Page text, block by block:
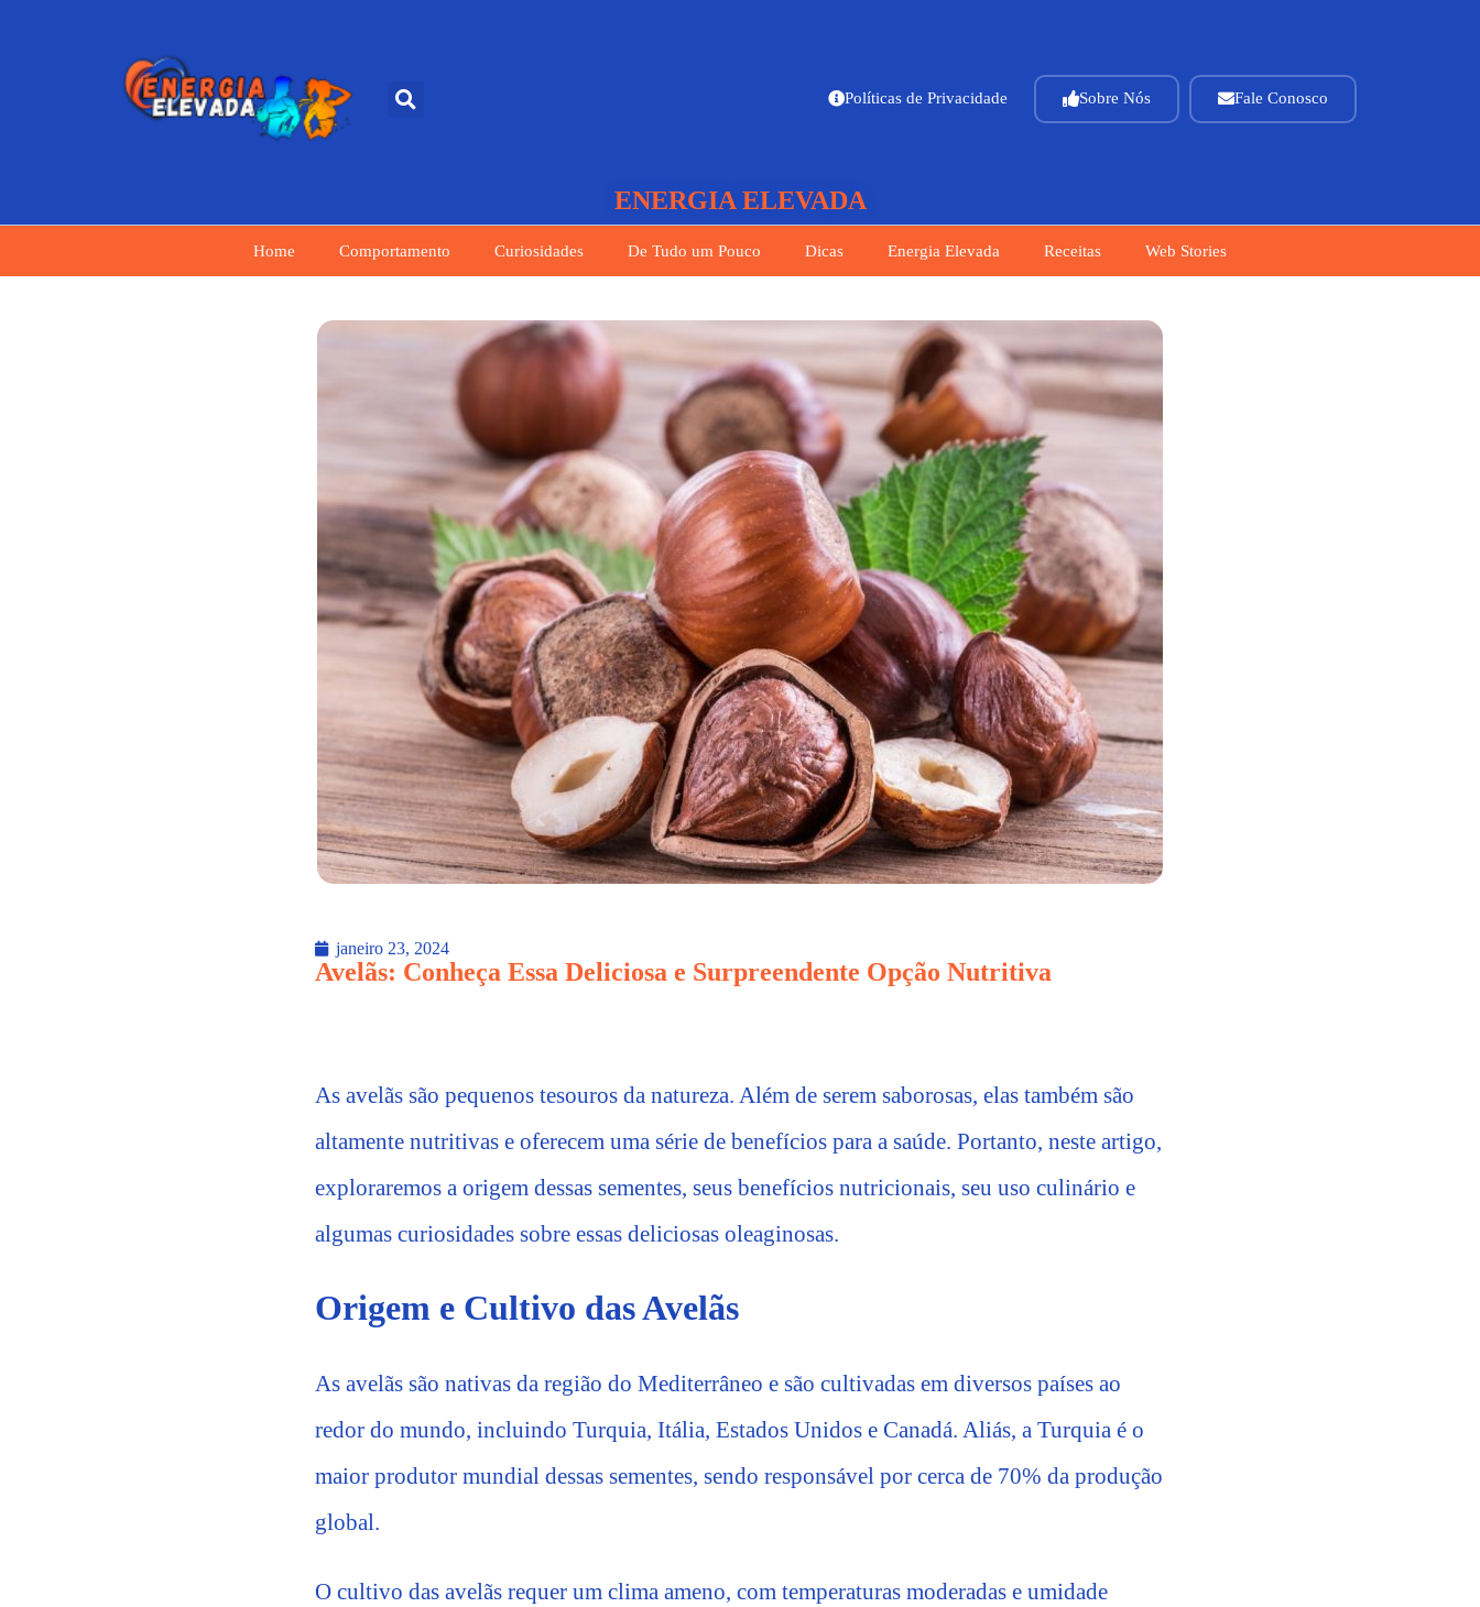
Políticas de Privacidade Sobre Nós Fale Conosco
ENERGIA ELEVADA
Home Comportamento Curiosidades De Tudo um Pouco Dicas Energia Elevada Receitas Web Stories
janeiro 23, 2024
Avelãs: Conheça Essa Deliciosa e Surpreendente Opção Nutritiva
As avelãs são pequenos tesouros da natureza. Além de serem saborosas, elas também são
altamente nutritivas e oferecem uma série de benefícios para a saúde. Portanto, neste artigo,
exploraremos a origem dessas sementes, seus benefícios nutricionais, seu uso culinário e
algumas curiosidades sobre essas deliciosas oleaginosas.
Origem e Cultivo das Avelãs
As avelãs são nativas da região do Mediterrâneo e são cultivadas em diversos países ao
redor do mundo, incluindo Turquia, Itália, Estados Unidos e Canadá. Aliás, a Turquia é o
maior produtor mundial dessas sementes, sendo responsável por cerca de 70% da produção
global.
O cultivo das avelãs requer um clima ameno, com temperaturas moderadas e umidade